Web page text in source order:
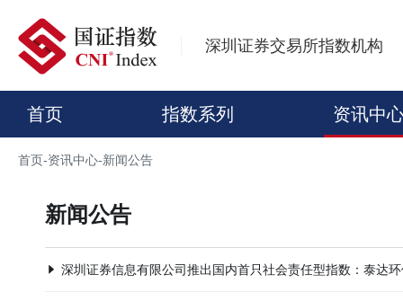
深圳证券交易所指数机构
首页 指数系列 资讯中
首页-资讯中心-新闻公告
新闻公告
深圳证券信息有限公司推出国内首只社会责任型指数：泰达